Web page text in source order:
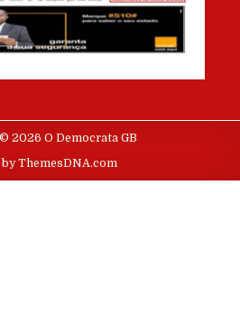
2026 O Democrata GB
ThemesDNA.com